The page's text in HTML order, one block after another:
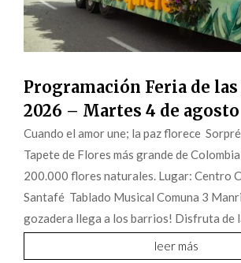
Programación Feria de
2026 – Martes 4 de agosto
Cuando el amor une; la paz florece
Tapete de Flores más grande de
200.000 flores naturales. Lugar: Centro
Santafé Tablado Musical Comuna 3
gozadera llega a los barrios! Disfruta de
leer más